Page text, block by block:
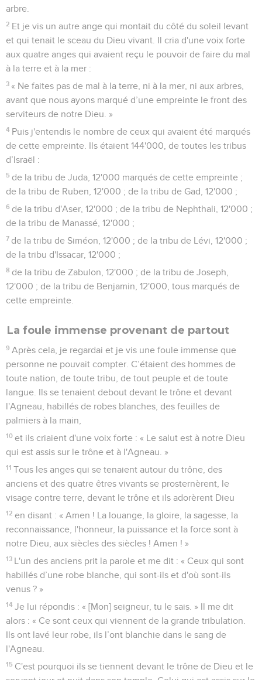
arbre.
2 Et je vis un autre ange qui montait du côté du soleil levant
et qui tenait le sceau du Dieu vivant. Il cria d'une voix forte
aux quatre anges qui avaient reçu le pouvoir de faire du mal
à la terre et à la mer :
3 « Ne faites pas de mal à la terre, ni à la mer, ni aux arbres,
avant que nous ayons marqué d’une empreinte le front des
serviteurs de notre Dieu. »
4 Puis j'entendis le nombre de ceux qui avaient été marqués
de cette empreinte. Ils étaient 144'000, de toutes les tribus
d’Israël :
5 de la tribu de Juda, 12'000 marqués de cette empreinte ;
de la tribu de Ruben, 12'000 ; de la tribu de Gad, 12'000 ;
6 de la tribu d'Aser, 12'000 ; de la tribu de Nephthali, 12'000 ;
de la tribu de Manassé, 12'000 ;
7 de la tribu de Siméon, 12'000 ; de la tribu de Lévi, 12'000 ;
de la tribu d'Issacar, 12'000 ;
8 de la tribu de Zabulon, 12'000 ; de la tribu de Joseph,
12'000 ; de la tribu de Benjamin, 12'000, tous marqués de
cette empreinte.
La foule immense provenant de partout
9 Après cela, je regardai et je vis une foule immense que
personne ne pouvait compter. C’étaient des hommes de
toute nation, de toute tribu, de tout peuple et de toute
langue. Ils se tenaient debout devant le trône et devant
l'Agneau, habillés de robes blanches, des feuilles de
palmiers à la main,
10 et ils criaient d'une voix forte : « Le salut est à notre Dieu
qui est assis sur le trône et à l'Agneau. »
11 Tous les anges qui se tenaient autour du trône, des
anciens et des quatre êtres vivants se prosternèrent, le
visage contre terre, devant le trône et ils adorèrent Dieu
12 en disant : « Amen ! La louange, la gloire, la sagesse, la
reconnaissance, l'honneur, la puissance et la force sont à
notre Dieu, aux siècles des siècles ! Amen ! »
13 L'un des anciens prit la parole et me dit : « Ceux qui sont
habillés d’une robe blanche, qui sont-ils et d'où sont-ils
venus ? »
14 Je lui répondis : « [Mon] seigneur, tu le sais. » Il me dit
alors : « Ce sont ceux qui viennent de la grande tribulation.
Ils ont lavé leur robe, ils l’ont blanchie dans le sang de
l'Agneau.
15 C'est pourquoi ils se tiennent devant le trône de Dieu et le